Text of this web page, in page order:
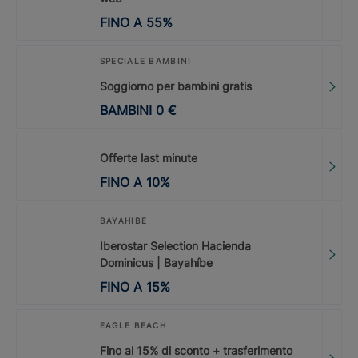
FINO A 55%
SPECIALE BAMBINI
Soggiorno per bambini gratis
BAMBINI 0 €
Offerte last minute
FINO A 10%
BAYAHIBE
Iberostar Selection Hacienda
Dominicus | Bayahíbe
FINO A 15%
EAGLE BEACH
Fino al 15% di sconto + trasferimento